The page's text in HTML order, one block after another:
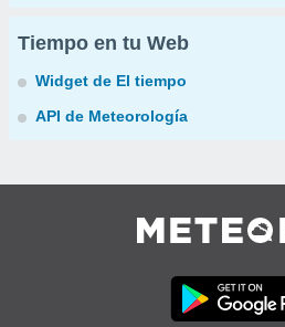
Tiempo en tu Web
Widget de El tiempo
API de Meteorología